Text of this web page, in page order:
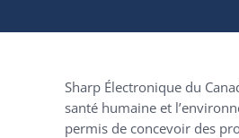
Sharp Électronique du
santé humaine et
permis de concevoir des